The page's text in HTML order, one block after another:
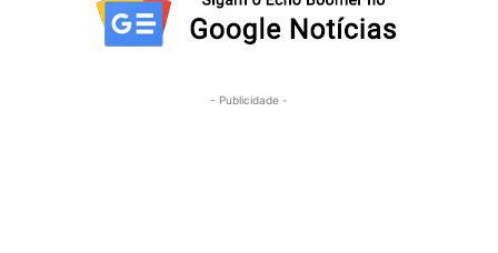
- Publicidade -